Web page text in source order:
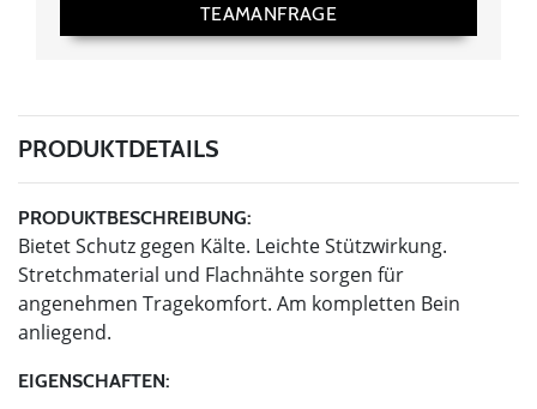
TEAMANFRAGE
PRODUKTDETAILS
PRODUKTBESCHREIBUNG:
Bietet Schutz gegen Kälte. Leichte Stützwirkung.
Stretchmaterial und Flachnähte sorgen für
angenehmen Tragekomfort. Am kompletten Bein
anliegend.
EIGENSCHAFTEN: